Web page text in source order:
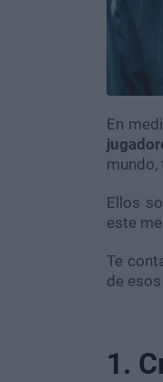
En
mundo,
Ellos
este
Te
de
1.